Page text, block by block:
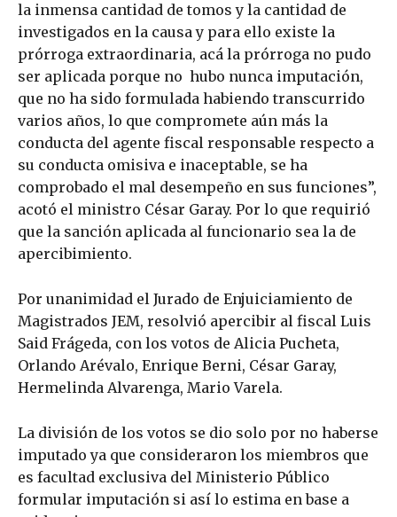
la inmensa cantidad de tomos y la cantidad de
investigados en la causa y para ello existe la
prórroga extraordinaria, acá la prórroga no pudo
ser aplicada porque no hubo nunca imputación,
que no ha sido formulada habiendo transcurrido
varios años, lo que compromete aún más la
conducta del agente fiscal responsable respecto a
su conducta omisiva e inaceptable, se ha
comprobado el mal desempeño en sus funciones”,
acotó el ministro César Garay. Por lo que requirió
que la sanción aplicada al funcionario sea la de
apercibimiento.
Por unanimidad el Jurado de Enjuiciamiento de
Magistrados JEM, resolvió apercibir al fiscal Luis
Said Frágeda, con los votos de Alicia Pucheta,
Orlando Arévalo, Enrique Berni, César Garay,
Hermelinda Alvarenga, Mario Varela.
La división de los votos se dio solo por no haberse
imputado ya que consideraron los miembros que
es facultad exclusiva del Ministerio Público
formular imputación si así lo estima en base a